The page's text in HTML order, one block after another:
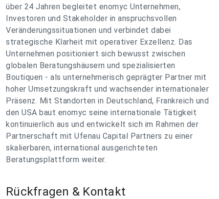
über 24 Jahren begleitet enomyc Unternehmen,
Investoren und Stakeholder in anspruchsvollen
Veränderungssituationen und verbindet dabei
strategische Klarheit mit operativer Exzellenz. Das
Unternehmen positioniert sich bewusst zwischen
globalen Beratungshäusern und spezialisierten
Boutiquen - als unternehmerisch geprägter Partner mit
hoher Umsetzungskraft und wachsender internationaler
Präsenz. Mit Standorten in Deutschland, Frankreich und
den USA baut enomyc seine internationale Tätigkeit
kontinuierlich aus und entwickelt sich im Rahmen der
Partnerschaft mit Ufenau Capital Partners zu einer
skalierbaren, international ausgerichteten
Beratungsplattform weiter.
Rückfragen & Kontakt